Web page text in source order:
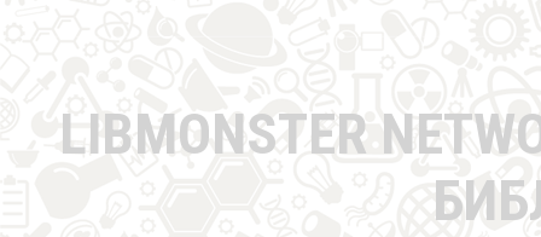
LIBMONSTER